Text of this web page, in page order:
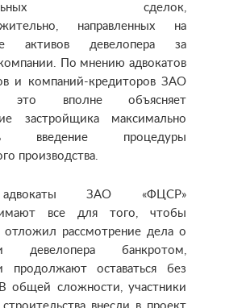
сделок,
направленных на
активов девелопера за
По мнению адвокатов
и компаний-кредиторов ЗАО
это вполне объясняет
застройщика максимально
введение процедуры
производства.
ЗАО «ФЦСР»
все для того, чтобы
отложил рассмотрение дела о
девелопера банкротом,
продолжают оставаться без
общей сложности, участники